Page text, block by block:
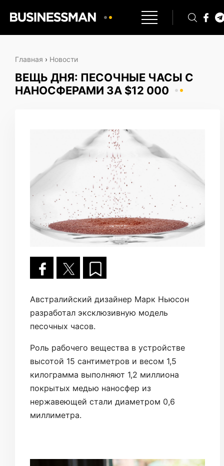
Главная › Новости
ВЕЩЬ ДНЯ: ПЕСОЧНЫЕ ЧАСЫ С
НАНОСФЕРАМИ ЗА $12 000
Австралийский дизайнер Марк Ньюсон
разработал эксклюзивную модель
песочных часов.
Роль рабочего вещества в устройстве
высотой 15 сантиметров и весом 1,5
килограмма выполняют 1,2 миллиона
покрытых медью наносфер из
нержавеющей стали диаметром 0,6
миллиметра.